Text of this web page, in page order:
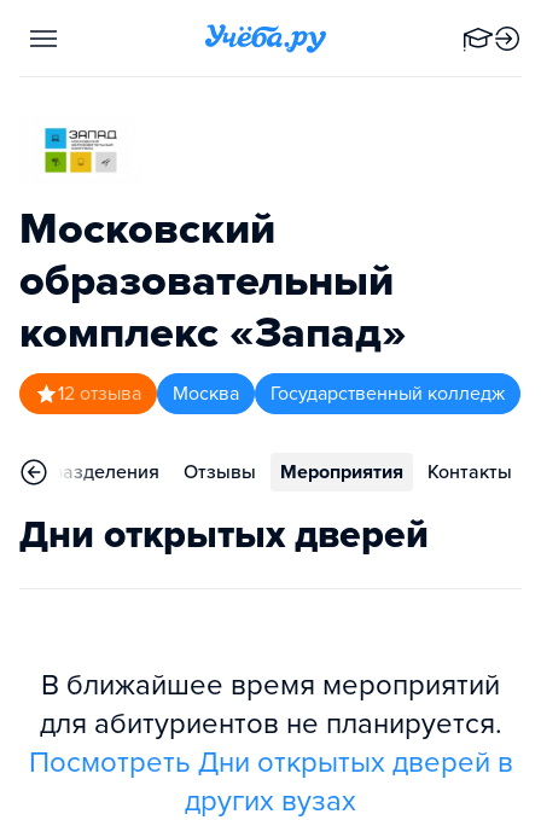
Московский
образовательный
комплекс «Запад»
12 отзыва Москва Государственный колледж
Подразделения Отзывы Мероприятия Контакты
Дни открытых дверей
В ближайшее время мероприятий
для абитуриентов не планируется.
Посмотреть Дни открытых дверей в
других вузах